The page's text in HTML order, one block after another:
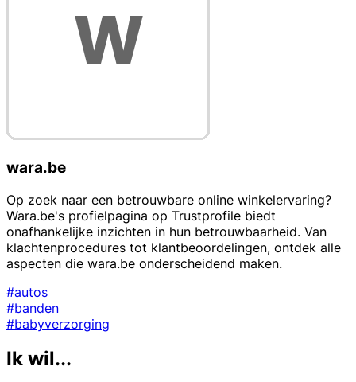
wara.be
Op zoek naar een betrouwbare online winkelervaring?
Wara.be's profielpagina op Trustprofile biedt
onafhankelijke inzichten in hun betrouwbaarheid. Van
klachtenprocedures tot klantbeoordelingen, ontdek alle
aspecten die wara.be onderscheidend maken.
#autos
#banden
#babyverzorging
Ik wil...